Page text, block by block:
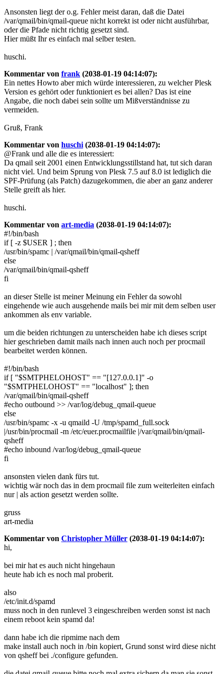
Ansonsten liegt der o.g. Fehler meist daran, daß die Datei
/var/qmail/bin/qmail-queue nicht korrekt ist oder nicht ausführbar,
oder die Pfade nicht richtig gesetzt sind.
Hier müßt Ihr es einfach mal selber testen.
huschi.
Kommentar von frank (2038-01-19 04:14:07):
Ein nettes Howto aber mich würde interessieren, zu welcher Plesk
Version es gehört oder funktioniert es bei allen? Das ist eine
Angabe, die noch dabei sein sollte um Mißverständnisse zu
vermeiden.
Gruß, Frank
Kommentar von huschi (2038-01-19 04:14:07):
@Frank und alle die es interessiert:
Da qmail seit 2001 einen Entwicklungsstillstand hat, tut sich daran
nicht viel. Und beim Sprung von Plesk 7.5 auf 8.0 ist lediglich die
SPF-Prüfung (als Patch) dazugekommen, die aber an ganz anderer
Stelle greift als hier.
huschi.
Kommentar von art-media (2038-01-19 04:14:07):
#!/bin/bash
if [ -z $USER ] ; then
/usr/bin/spamc | /var/qmail/bin/qmail-qsheff
else
/var/qmail/bin/qmail-qsheff
fi
an dieser Stelle ist meiner Meinung ein Fehler da sowohl
eingehende wie auch ausgehende mails bei mir mit dem selben user
ankommen als env variable.
um die beiden richtungen zu unterscheiden habe ich dieses script
hier geschrieben damit mails nach innen auch noch per procmail
bearbeitet werden können.
#!/bin/bash
if [ "$SMTPHELOHOST" == "[127.0.0.1]" -o
"$SMTPHELOHOST" == "localhost" ]; then
/var/qmail/bin/qmail-qsheff
#echo outbound >> /var/log/debug_qmail-queue
else
/usr/bin/spamc -x -u qmaild -U /tmp/spamd_full.sock
|/usr/bin/procmail -m /etc/euer.procmailfile |/var/qmail/bin/qmail-
qsheff
#echo inbound /var/log/debug_qmail-queue
fi
ansonsten vielen dank fürs tut.
wichtig wär noch das in dem procmail file zum weiterleiten einfach
nur | als action gesetzt werden sollte.
gruss
art-media
Kommentar von Christopher Müller (2038-01-19 04:14:07):
hi,
bei mir hat es auch nicht hingehaun
heute hab ich es noch mal proberit.
also
/etc/init.d/spamd
muss noch in den runlevel 3 eingeschreiben werden sonst ist nach
einem reboot kein spamd da!
dann habe ich die ripmime nach dem
make install auch noch in /bin kopiert, Grund sonst wird diese nicht
von qsheff bei ./configure gefunden.